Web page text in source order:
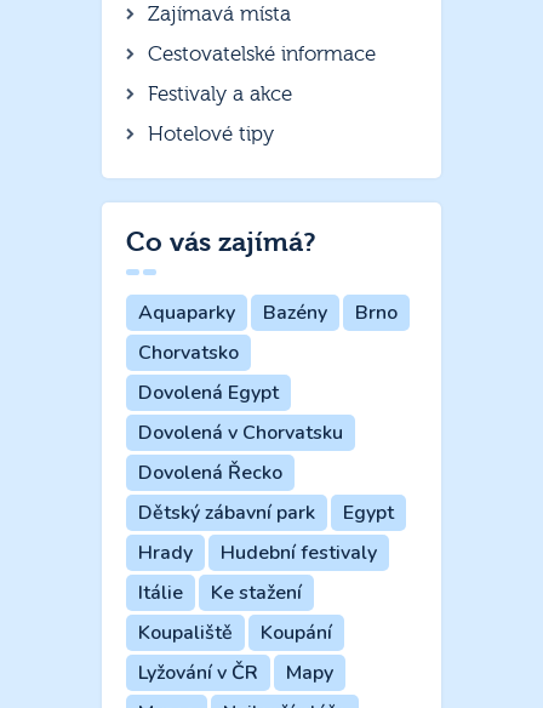
Zajímavá místa
Cestovatelské informace
Festivaly a akce
Hotelové tipy
Co vás zajímá?
Aquaparky Bazény
Brno
Chorvatsko
Dovolená Egypt
Dovolená v Chorvatsku
Dovolená Řecko
Dětský zábavní park
Egypt
Hrady
Hudební festivaly
Itálie
Ke stažení
Koupaliště
Koupání
Lyžování v ČR
Mapy